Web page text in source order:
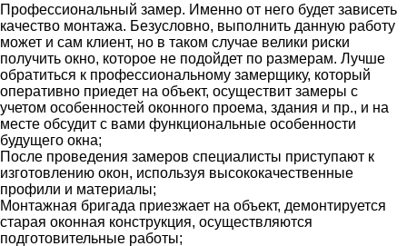
Профессиональный замер. Именно от него будет зависеть
качество монтажа. Безусловно, выполнить данную работу
может и сам клиент, но в таком случае велики риски
получить окно, которое не подойдет по размерам. Лучше
обратиться к профессиональному замерщику, который
оперативно приедет на объект, осуществит замеры с
учетом особенностей оконного проема, здания и пр., и на
месте обсудит с вами функциональные особенности
будущего окна;
После проведения замеров специалисты приступают к
изготовлению окон, используя высококачественные
профили и материалы;
Монтажная бригада приезжает на объект, демонтируется
старая оконная конструкция, осуществляются
подготовительные работы;